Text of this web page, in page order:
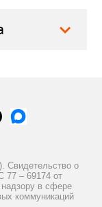
Свидетельство о
– 69174 от
в сфере
коммуникаций